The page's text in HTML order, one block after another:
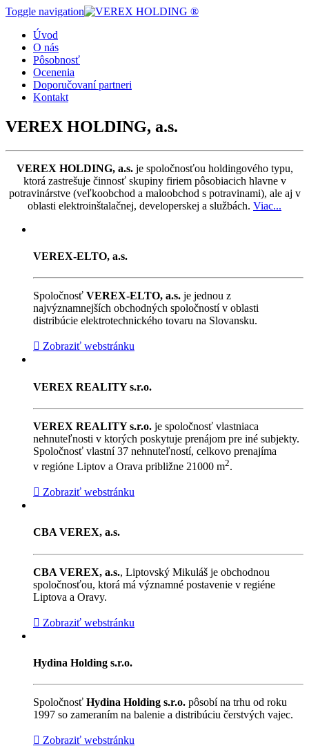
Toggle navigation
Úvod
O nás
Pôsobnosť
Ocenenia
Doporučovaní partneri
Kontakt
VEREX HOLDING, a.s.
VEREX HOLDING, a.s. je spoločnosťou holdingového typu,
ktorá zastrešuje činnosť skupiny firiem pôsobiacich hlavne v
potravinárstve (veľkoobchod a maloobchod s potravinami), ale aj v
oblasti elektroinštalačnej, developerskej a službách. Viac...
VEREX-ELTO, a.s.
Spoločnosť VEREX-ELTO, a.s. je jednou z
najvýznamnejších obchodných spoločností v oblasti
distribúcie elektrotechnického tovaru na Slovansku.
Zobraziť webstránku
VEREX REALITY s.r.o.
VEREX REALITY s.r.o. je spoločnosť vlastniaca
nehnuteľnosti v ktorých poskytuje prenájom pre iné subjekty.
Spoločnosť vlastní 37 nehnuteľností, celkovo prenajíma
v regióne Liptov a Orava približne 21000 m2.
Zobraziť webstránku
CBA VEREX, a.s.
CBA VEREX, a.s., Liptovský Mikuláš je obchodnou
spoločnosťou, ktorá má významné postavenie v regiéne
Liptova a Oravy.
Zobraziť webstránku
Hydina Holding s.r.o.
Spoločnosť Hydina Holding s.r.o. pôsobí na trhu od roku
1997 so zameraním na balenie a distribúciu čerstvých vajec.
Zobraziť webstránku